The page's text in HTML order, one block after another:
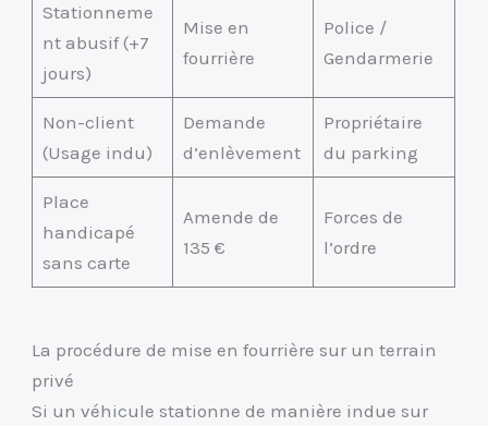
Stationneme
nt abusif (+7
jours)
Mise en
fourrière
Police /
Gendarmerie
Non-client
(Usage indu)
Demande
d’enlèvement
Propriétaire
du parking
Place
handicapé
sans carte
Amende de
135 €
Forces de
l’ordre
La procédure de mise en fourrière sur un terrain
privé
Si un véhicule stationne de manière indue sur